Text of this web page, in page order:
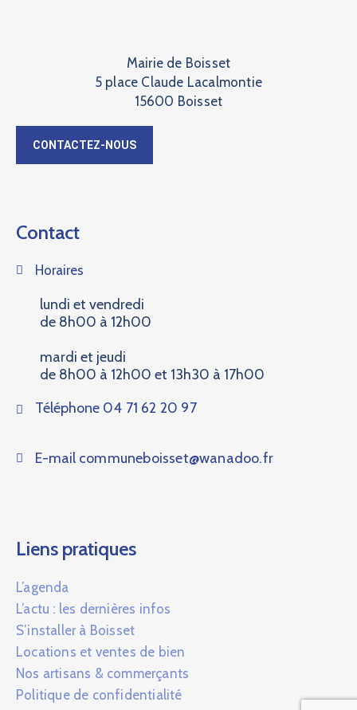
Mairie de Boisset
5 place Claude Lacalmontie
15600 Boisset
CONTACTEZ-NOUS
Contact
Horaires
lundi et vendredi
de 8h00 à 12h00
mardi et jeudi
de 8h00 à 12h00 et 13h30 à 17h00
Téléphone 04 71 62 20 97
E-mail communeboisset@wanadoo.fr
Liens pratiques
L’agenda
L’actu : les dernières infos
S’installer à Boisset
Locations et ventes de bien
Nos artisans & commerçants
Politique de confidentialité